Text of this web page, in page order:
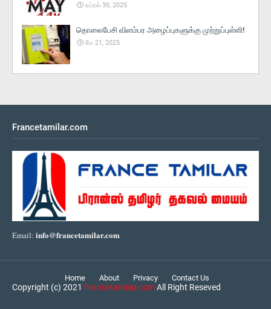
ஏப்ரல் 30, 2025
தொலைபேசி விளம்பர அழைப்புகளுக்கு முற்றுப்புள்ளி!
மே 21, 2025
Francetamilar.com
Email: info@francetamilar.com
Home About Privacy Contact Us
Copyright (c) 2021 Francetamilar.comAll Right Reseved